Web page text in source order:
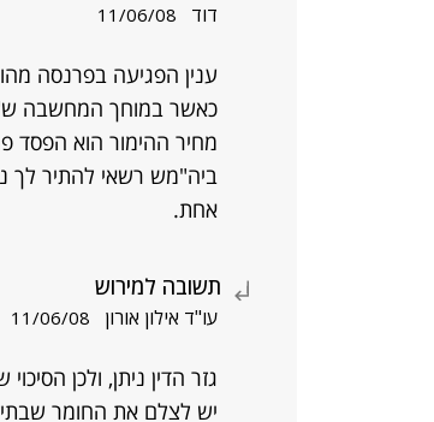
דוד 11/06/08
ענין הפגיעה בפרנסה
כאשר במוחך המחשבה
מחיר ההימור הוא הפסד
ביה"מש רשאי להתיר לך
אחת.
תשובה למירוש
עו"ד אילון אורון 11/06/08
גזר הדין ניתן, ולכן
יש לצלם את החומר